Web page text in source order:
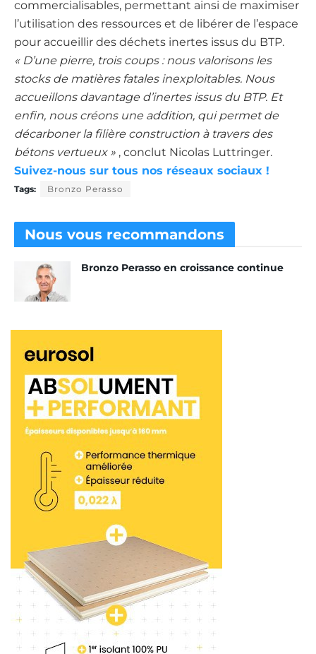
commercialisables, permettant ainsi de maximiser
l’utilisation des ressources et de libérer de l’espace
pour accueillir des déchets inertes issus du BTP.
« D’une pierre, trois coups : nous valorisons les
stocks de matières fatales inexploitables. Nous
accueillons davantage d’inertes issus du BTP. Et
enfin, nous créons une addition, qui permet de
décarboner la filière construction à travers des
bétons vertueux » , conclut Nicolas Luttringer.
Suivez-nous sur tous nos réseaux sociaux !
Tags: Bronzo Perasso
Nous vous recommandons
Bronzo Perasso en croissance continue